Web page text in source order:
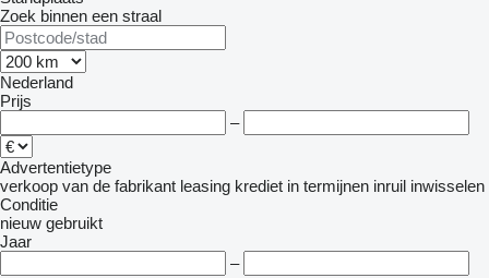
Zoek binnen een straal
Nederland
Prijs
–
Advertentietype
verkoop van de fabrikant leasing krediet in termijnen inruil inwisselen
Conditie
nieuw gebruikt
Jaar
–